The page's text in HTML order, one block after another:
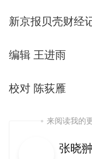
新京报贝壳财经
编辑 王进雨
校对 陈荻雁
来阅读我的
张晓翀